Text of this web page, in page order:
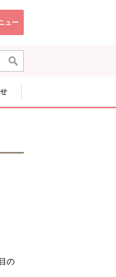
ュー
ィンドウで開きます。
の